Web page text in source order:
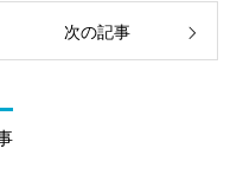
次の記事